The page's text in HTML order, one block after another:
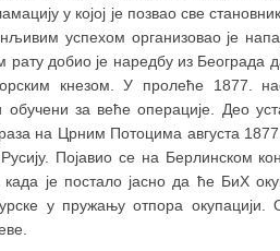
у којој је позвао све
успехом организовао је
добио је наредбу из Београда
кнезом. У пролеће 1877.
за веће операције. Део
на Црним Потоцима августа
Појавио се на Берлинском
је постало јасно да ће БиХ
у пружању отпора окупацији.